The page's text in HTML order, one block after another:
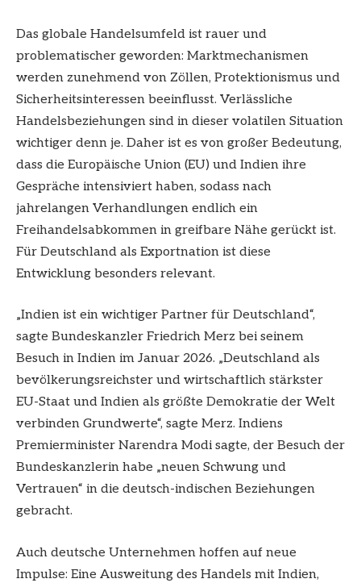
Das globale Handelsumfeld ist rauer und
problematischer geworden: Marktmechanismen
werden zunehmend von Zöllen, Protektionismus und
Sicherheitsinteressen beeinflusst. Verlässliche
Handelsbeziehungen sind in dieser volatilen Situation
wichtiger denn je. Daher ist es von großer Bedeutung,
dass die Europäische Union (EU) und Indien ihre
Gespräche intensiviert haben, sodass nach
jahrelangen Verhandlungen endlich ein
Freihandelsabkommen in greifbare Nähe gerückt ist.
Für Deutschland als Exportnation ist diese
Entwicklung besonders relevant.
„Indien ist ein wichtiger Partner für Deutschland“,
sagte Bundeskanzler Friedrich Merz bei seinem
Besuch in Indien im Januar 2026. „Deutschland als
bevölkerungsreichster und wirtschaftlich stärkster
EU-Staat und Indien als größte Demokratie der Welt
verbinden Grundwerte“, sagte Merz. Indiens
Premierminister Narendra Modi sagte, der Besuch der
Bundeskanzlerin habe „neuen Schwung und
Vertrauen“ in die deutsch-indischen Beziehungen
gebracht.
Auch deutsche Unternehmen hoffen auf neue
Impulse: Eine Ausweitung des Handels mit Indien,